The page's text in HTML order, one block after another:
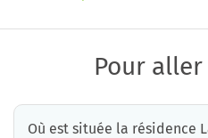
Pour
Où est située la résidence